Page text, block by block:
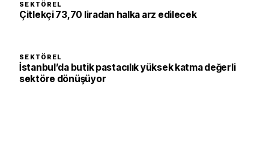
SEKTÖREL
Çitlekçi 73,70 liradan halka arz edilecek
SEKTÖREL
İstanbul’da butik pastacılık yüksek katma değerli
sektöre dönüşüyor